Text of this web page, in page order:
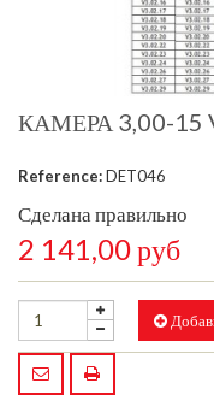
КАМЕРА 3,00-15
Reference:DET046
Сделана правильно
2 141,00 руб